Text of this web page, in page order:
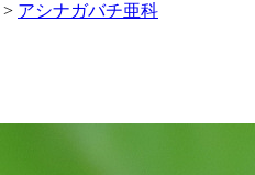
> アシナガバチ亜科